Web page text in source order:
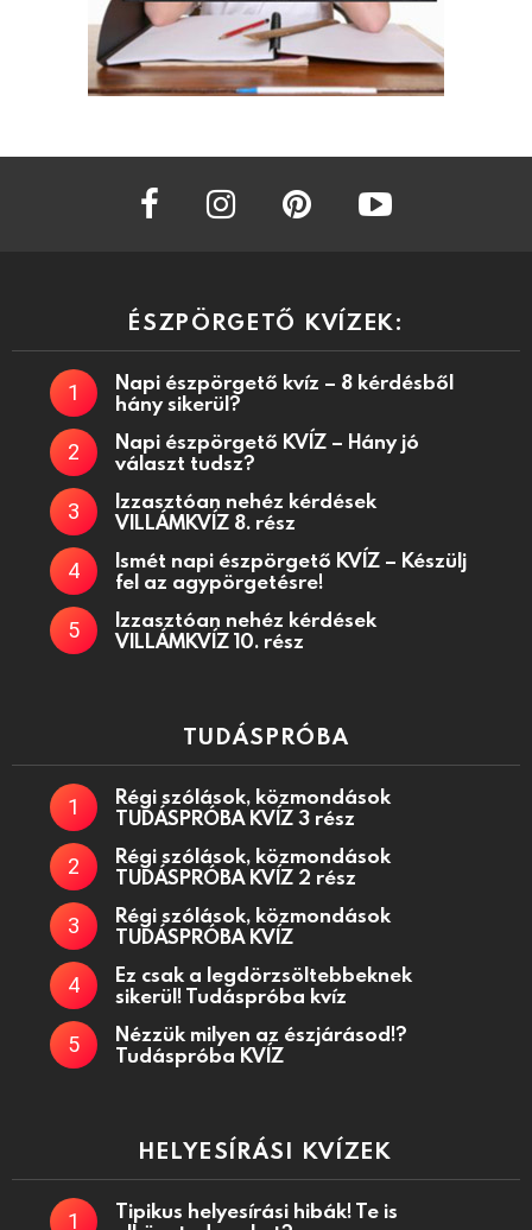
facebook instagram
ÉSZPÖRGETŐ KVÍZEK:
Napi észpörgető kvíz – 8 kérdésből
hány sikerül?
Napi észpörgető KVÍZ – Hány jó
választ tudsz?
Izzasztóan nehéz kérdések
VILLÁMKVÍZ 8. rész
Ismét napi észpörgető KVÍZ – Készülj
fel az agypörgetésre!
Izzasztóan nehéz kérdések
VILLÁMKVÍZ 10. rész
TUDÁSPRÓBA
Régi szólások, közmondások
TUDÁSPRÓBA KVÍZ 3 rész
Régi szólások, közmondások
TUDÁSPRÓBA KVÍZ 2 rész
Régi szólások, közmondások
TUDÁSPRÓBA KVÍZ
Ez csak a legdörzsöltebbeknek
sikerül! Tudáspróba kvíz
Nézzük milyen az észjárásod!?
Tudáspróba KVÍZ
HELYESÍRÁSI KVÍZEK
Tipikus helyesírási hibák! Te is